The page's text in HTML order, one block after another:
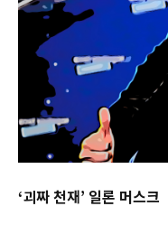
‘괴짜 천재’ 일론 머스크